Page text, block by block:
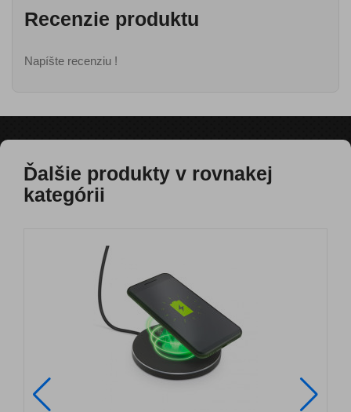
Recenzie produktu
Napíšte recenziu !
Ďalšie produkty v rovnakej
kategórii